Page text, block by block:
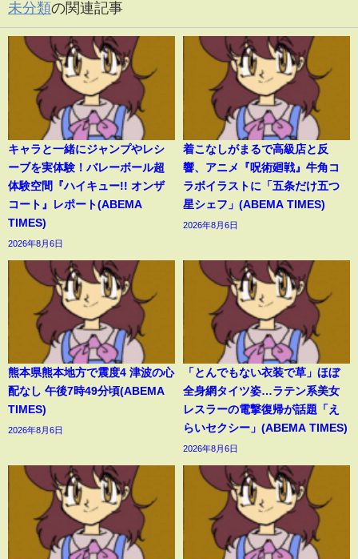
未分類の関連記事
キャラと一緒にジャンプやレシ
ーブを実体験！バレーボール超
体験空間『ハイキュー!! オンザ
コート』レポート(ABEMA
TIMES)
2026年8月6日
着こなしがまるで高級店と反
響、アニメ『呪術廻戦』牛角コ
ラボイラストに「五条だけ五つ
星シェフ」(ABEMA TIMES)
2026年8月6日
熊本県熊本地方で震度4 津波の心
配なし 午後7時49分頃(ABEMA
TIMES)
2026年8月6日
「とんでもない衣装で草」ほぼ
全身網タイツ姿…ラテン系美女
レスラーの電撃復帰が話題「え
らいセクシー」(ABEMA TIMES)
2026年8月6日